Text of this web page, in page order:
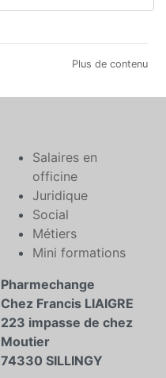
Plus de contenu
Salaires en
officine
Juridique
Social
Métiers
Mini formations
Pharmechange
Chez Francis LIAIGRE
223 impasse de chez
Moutier
74330 SILLINGY